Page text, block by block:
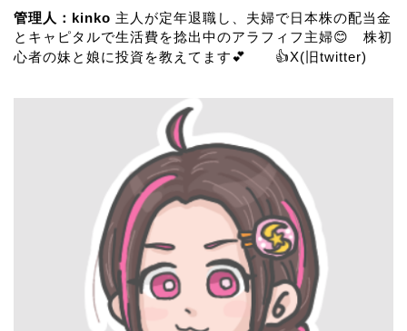
管理人：kinko 主人が定年退職し、夫婦で日本株の配当金
とキャピタルで生活費を捻出中のアラフィフ主婦😊 株初
心者の妹と娘に投資を教えてます💕 👍X(旧twitter)